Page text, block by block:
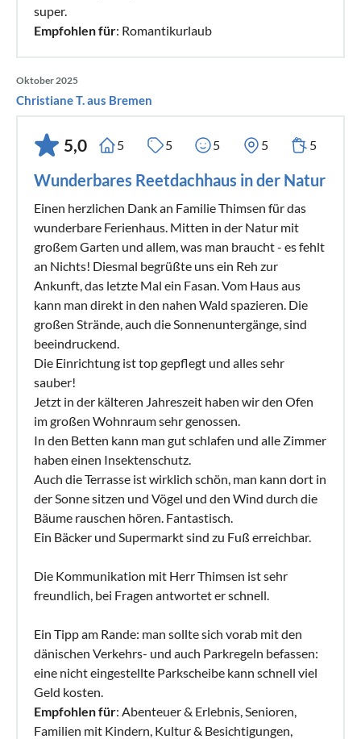
super.
Empfohlen für: Romantikurlaub
Oktober 2025
Christiane T. aus Bremen
5,0 5 5 5 5 5
Wunderbares Reetdachhaus in der Natur
Einen herzlichen Dank an Familie Thimsen für das
wunderbare Ferienhaus. Mitten in der Natur mit
großem Garten und allem, was man braucht - es fehlt
an Nichts! Diesmal begrüßte uns ein Reh zur
Ankunft, das letzte Mal ein Fasan. Vom Haus aus
kann man direkt in den nahen Wald spazieren. Die
großen Strände, auch die Sonnenuntergänge, sind
beeindruckend.
Die Einrichtung ist top gepflegt und alles sehr
sauber!
Jetzt in der kälteren Jahreszeit haben wir den Ofen
im großen Wohnraum sehr genossen.
In den Betten kann man gut schlafen und alle Zimmer
haben einen Insektenschutz.
Auch die Terrasse ist wirklich schön, man kann dort in
der Sonne sitzen und Vögel und den Wind durch die
Bäume rauschen hören. Fantastisch.
Ein Bäcker und Supermarkt sind zu Fuß erreichbar.
Die Kommunikation mit Herr Thimsen ist sehr
freundlich, bei Fragen antwortet er schnell.
Ein Tipp am Rande: man sollte sich vorab mit den
dänischen Verkehrs- und auch Parkregeln befassen:
eine nicht eingestellte Parkscheibe kann schnell viel
Geld kosten.
Empfohlen für: Abenteuer & Erlebnis, Senioren,
Familien mit Kindern, Kultur & Besichtigungen,